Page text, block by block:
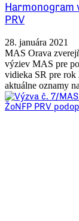
Harmonogram
PRV
28. januára 2021
MAS Orava
výziev MAS pre
vidieka SR pre rok
aktuálne oznamy